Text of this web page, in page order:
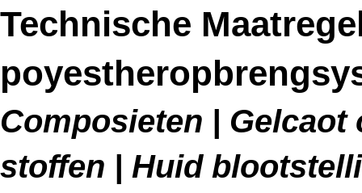
Technische
Composieten |
stoffen | Huid